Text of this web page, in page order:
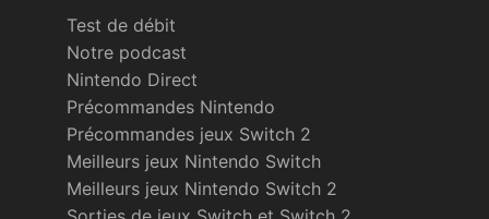
Test de débit
Notre podcast
Nintendo Direct
Précommandes Nintendo
Précommandes jeux Switch 2
Meilleurs jeux Nintendo Switch
Meilleurs jeux Nintendo Switch 2